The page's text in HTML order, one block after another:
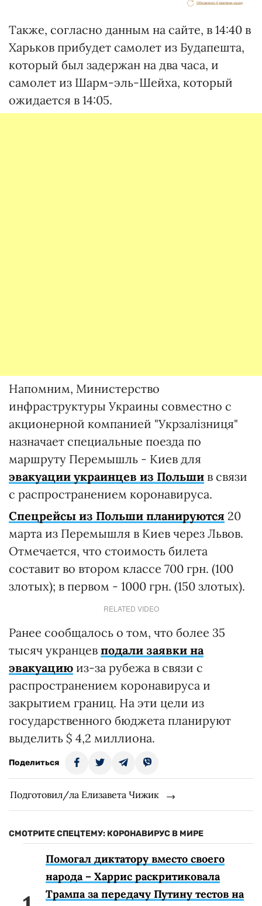
Также, согласно данным на сайте, в 14:40 в
Харьков прибудет самолет из Будапешта,
который был задержан на два часа, и
самолет из Шарм-эль-Шейха, который
ожидается в 14:05.
Напомним, Министерство
инфраструктуры Украины совместно с
акционерной компанией "Укрзалізниця"
назначает специальные поезда по
маршруту Перемышль - Киев для
эвакуации украинцев из Польши в связи
с распространением коронавируса.
Спецрейсы из Польши планируются 20
марта из Перемышля в Киев через Львов.
Отмечается, что стоимость билета
составит во втором классе 700 грн. (100
злотых); в первом - 1000 грн. (150 злотых).
RELATED VIDEO
Ранее сообщалось о том, что более 35
тысяч укранцев подали заявки на
эвакуацию из-за рубежа в связи с
распространением коронавируса и
закрытием границ. На эти цели из
государственного бюджета планируют
выделить $ 4,2 миллиона.
Поделиться
Подготовил/ла Елизавета Чижик
СМОТРИТЕ СПЕЦТЕМУ: КОРОНАВИРУС В МИРЕ
Помогал диктатору вместо своего
народа – Харрис раскритиковала
Трампа за передачу Путину тестов на